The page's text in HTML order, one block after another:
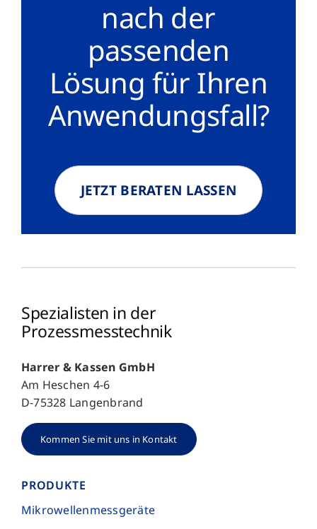
nach der
passenden
Lösung für Ihren
Anwendungsfall?
JETZT BERATEN LASSEN
Spezialisten in der
Prozessmesstechnik
Harrer & Kassen GmbH
Am Heschen 4-6
D-75328 Langenbrand
Kommen Sie mit uns in Kontakt
PRODUKTE
Mikro­wellen­mess­geräte